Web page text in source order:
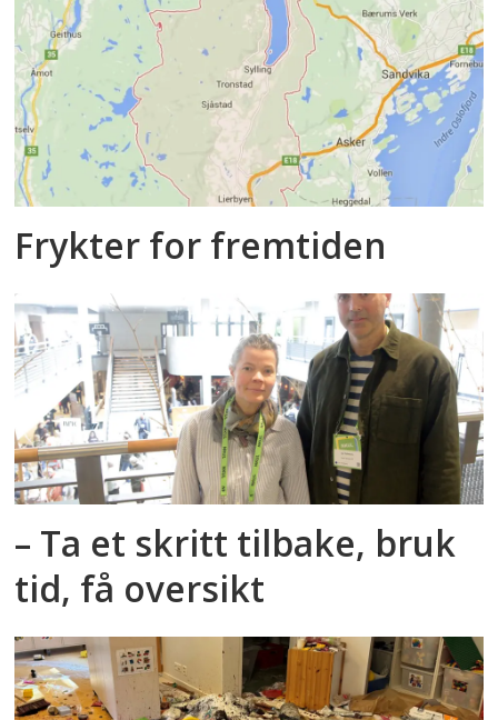
Frykter for fremtiden
– Ta et skritt tilbake, bruk
tid, få oversikt